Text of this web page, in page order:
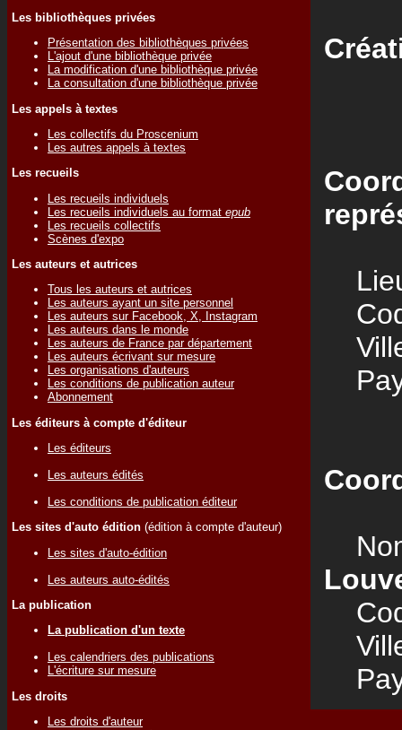
Les bibliothèques privées
Présentation des bibliothèques privées
L'ajout d'une bibliothèque privée
La modification d'une bibliothèque privée
La consultation d'une bibliothèque privée
Les appels à textes
Les collectifs du Proscenium
Les autres appels à textes
Les recueils
Les recueils individuels
Les recueils individuels au format epub
Les recueils collectifs
Scènes d'expo
Les auteurs et autrices
Tous les auteurs et autrices
Les auteurs ayant un site personnel
Les auteurs sur Facebook, X, Instagram
Les auteurs dans le monde
Les auteurs de France par département
Les auteurs écrivant sur mesure
Les organisations d'auteurs
Les conditions de publication auteur
Abonnement
Les éditeurs à compte d'éditeur
Les éditeurs
Les auteurs édités
Les conditions de publication éditeur
Les sites d'auto édition (édition à compte d'auteur)
Les sites d'auto-édition
Les auteurs auto-édités
La publication
La publication d'un texte
Les calendriers des publications
L'écriture sur mesure
Les droits
Les droits d'auteur